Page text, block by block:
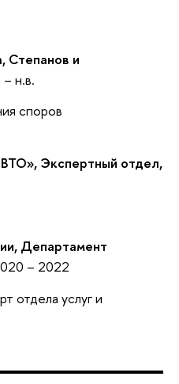
Степанов и
н.в.
споров
Экспертный отдел,
Департамент
– 2022
отдела услуг и